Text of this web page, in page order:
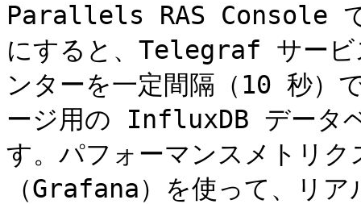
Parallels RAS Console で
にすると、Telegraf サービ
ンターを一定間隔（10 秒）
ージ用の InfluxDB データ
す。パフォーマンスメトリ
（Grafana）を使って、リ